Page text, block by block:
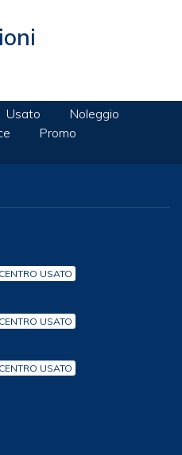
Usato
Noleggio
Promo
CENTRO USATO
CENTRO USATO
CENTRO USATO